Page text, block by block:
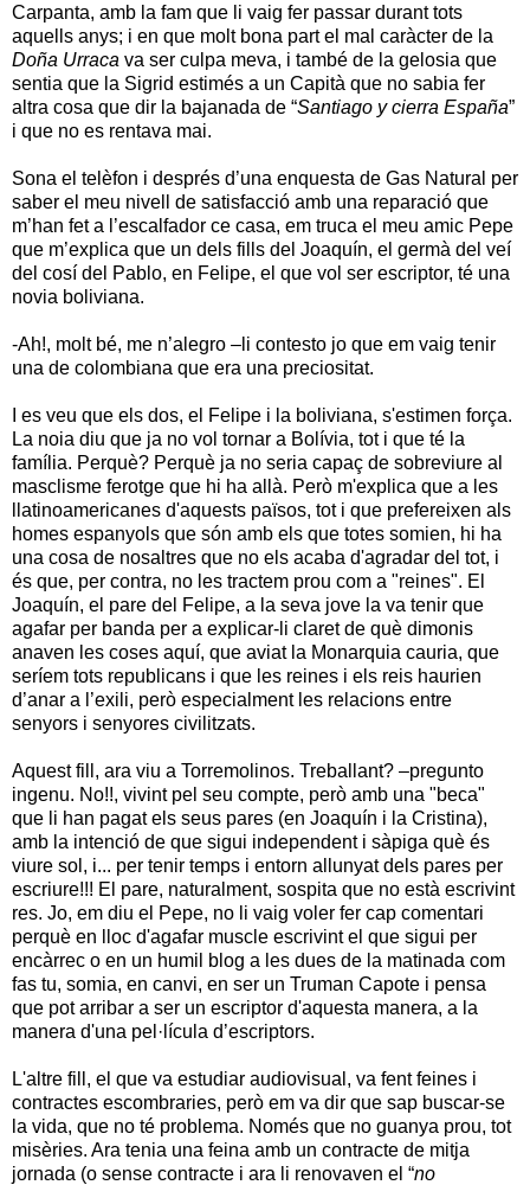
Carpanta, amb la fam que li vaig fer passar durant tots
aquells anys; i en que molt bona part el mal caràcter de la
Doña Urraca va ser culpa meva, i també de la gelosia que
sentia que la Sigrid estimés a un Capità que no sabia fer
altra cosa que dir la bajanada de “Santiago y cierra España”
i que no es rentava mai.
Sona el telèfon i després d’una enquesta de Gas Natural per
saber el meu nivell de satisfacció amb una reparació que
m’han fet a l’escalfador ce casa, em truca el meu amic Pepe
que m’explica que un dels fills del Joaquín, el germà del veí
del cosí del Pablo, en Felipe, el que vol ser escriptor, té una
novia boliviana.
-Ah!, molt bé, me n’alegro –li contesto jo que em vaig tenir
una de colombiana que era una preciositat.
I es veu que els dos, el Felipe i la boliviana, s'estimen força.
La noia diu que ja no vol tornar a Bolívia, tot i que té la
família. Perquè? Perquè ja no seria capaç de sobreviure al
masclisme ferotge que hi ha allà. Però m'explica que a les
llatinoamericanes d'aquests països, tot i que prefereixen als
homes espanyols que són amb els que totes somien, hi ha
una cosa de nosaltres que no els acaba d'agradar del tot, i
és que, per contra, no les tractem prou com a "reines". El
Joaquín, el pare del Felipe, a la seva jove la va tenir que
agafar per banda per a explicar-li claret de què dimonis
anaven les coses aquí, que aviat la Monarquia cauria, que
seríem tots republicans i que les reines i els reis haurien
d’anar a l’exili, però especialment les relacions entre
senyors i senyores civilitzats.
Aquest fill, ara viu a Torremolinos. Treballant? –pregunto
ingenu. No!!, vivint pel seu compte, però amb una "beca"
que li han pagat els seus pares (en Joaquín i la Cristina),
amb la intenció de que sigui independent i sàpiga què és
viure sol, i... per tenir temps i entorn allunyat dels pares per
escriure!!! El pare, naturalment, sospita que no està escrivint
res. Jo, em diu el Pepe, no li vaig voler fer cap comentari
perquè en lloc d'agafar muscle escrivint el que sigui per
encàrrec o en un humil blog a les dues de la matinada com
fas tu, somia, en canvi, en ser un Truman Capote i pensa
que pot arribar a ser un escriptor d'aquesta manera, a la
manera d'una pel·lícula d’escriptors.
L'altre fill, el que va estudiar audiovisual, va fent feines i
contractes escombraries, però em va dir que sap buscar-se
la vida, que no té problema. Només que no guanya prou, tot
misèries. Ara tenia una feina amb un contracte de mitja
jornada (o sense contracte i ara li renovaven el “no